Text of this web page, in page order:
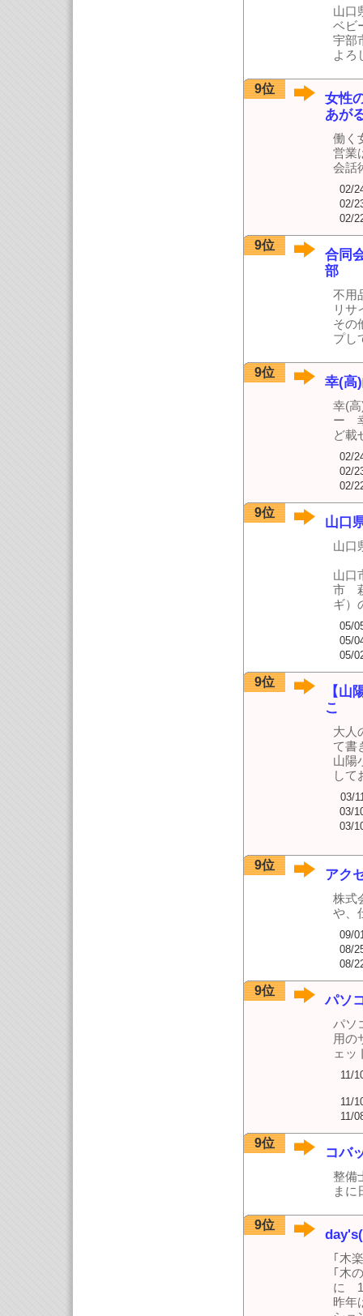
山口
ベビ
宇部
よろ
9位
女性
あが
働く
営業
会話
02/
02/
02/
9位
合同
部
不用
リサ
その
プし
9位
幸(高
幸(
ー
ど載
02/
02/
02/
9位
山口
山口
山
市
ギ）
05/
05/
05/
9位
【山
こ
大人
て書
山陽
して
03/
03/
03/
9位
アク
株式
や、
09/
08/
08/
9位
パソ
パソ
用の
ェッ
11/
11/
11/
9位
コバ
整備
まに
9位
｢木
｢木
に 1
昨年